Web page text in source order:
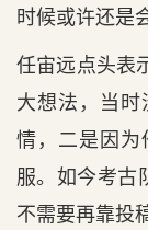
时候或许还是
任宙远点头表
大想法，当
情，二是因
服。如今考古
不需要再靠投